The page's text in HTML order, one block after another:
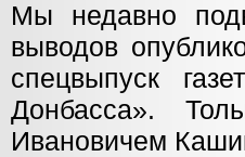
Мы недавно
выводов
спецвыпуск
Донбасса».
Ивановичем